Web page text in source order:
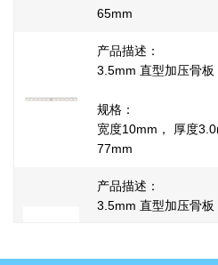
65mm
产品描述：
3.5mm 直型加压骨板
规格：
宽度10mm， 厚度
77mm
产品描述：
3.5mm 直型加压骨板